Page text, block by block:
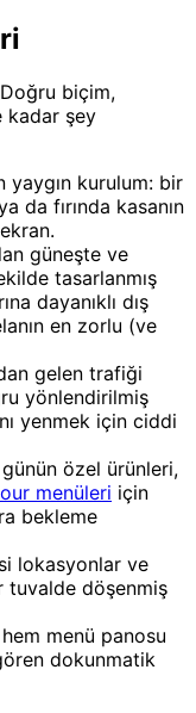
biçim,
kadar şey
yaygın kurulum: bir
da fırında kasanın
güneşte ve
tasarlanmış
dayanıklı dış
en zorlu (ve
gelen trafiği
yönlendirilmiş
yenmek için ciddi
özel ürünleri,
menüleri için
bekleme
lokasyonlar ve
tuvalde döşenmiş
menü panosu
dokunmatik